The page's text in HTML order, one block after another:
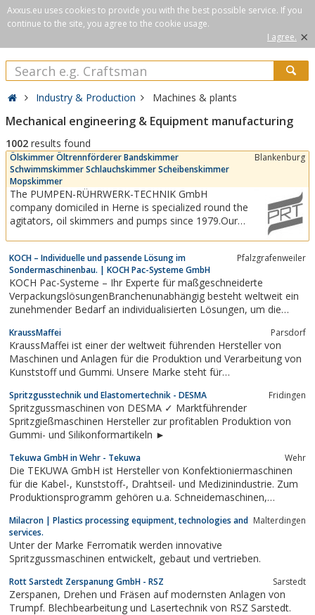
Axxus.eu uses cookies to provide you with the best possible service. If you
continue to the site, you agree to the cookie usage.
I agree. ×
Industry & Production Machines & plants
Mechanical engineering & Equipment manufacturing
1002 results found
Ölskimmer Öltrennförderer Bandskimmer
Schwimmskimmer Schlauchskimmer Scheibenskimmer
Mopskimmer
Blankenburg
The PUMPEN-RÜHRWERK-TECHNIK GmbH
company domiciled in Herne is specialized round the
agitators, oil skimmers and pumps since 1979.Our
and tube skimmers and disc skimmers. Further
different kinds of agitators like: standard...
KOCH – Individuelle und passende Lösung im
Sondermaschinenbau. | KOCH Pac-Systeme GmbH
Pfalzgrafenweiler
KOCH Pac-Systeme – Ihr Experte für maßgeschneiderte
VerpackungslösungenBranchenunabhängig besteht weltweit ein
zunehmender Bedarf an individualisierten Lösungen, um die
im Konsumgüter- und Industriebereich, in der Kosmetik- und
Körperpflege oder im wachsenden...
KraussMaffei Parsdorf
KraussMaffei ist einer der weltweit führenden Hersteller von
Maschinen und Anlagen für die Produktion und Verarbeitung von
Kunststoff und Gummi. Unsere Marke steht für
Leistungsspektrum umfasst sämtliche Technologien in der
Spritzgieß, Extrusions- und Reaktionstechnik.
Spritzgusstechnik und Elastomertechnik - DESMA Fridingen
Spritzgussmaschinen von DESMA ✓ Marktführender
Spritzgießmaschinen Hersteller zur profitablen Produktion von
Gummi- und Silikonformartikeln ►
Tekuwa GmbH in Wehr - Tekuwa Wehr
Die TEKUWA GmbH ist Hersteller von Konfektioniermaschinen
für die Kabel-, Kunststoff-, Drahtseil- und Medizinindustrie. Zum
Produktionsprogramm gehören u.a. Schneidemaschinen,
Abrollgeraete etc.
Milacron | Plastics processing equipment, technologies and
services.
Malterdingen
Unter der Marke Ferromatik werden innovative
Spritzgussmaschinen entwickelt, gebaut und vertrieben.
Rott Sarstedt Zerspanung GmbH - RSZ Sarstedt
Zerspanen, Drehen und Fräsen auf modernsten Anlagen von
Trumpf. Blechbearbeitung und Lasertechnik von RSZ Sarstedt.